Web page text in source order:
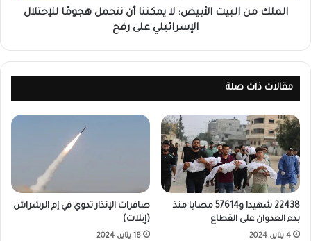
الملك من البيت الأبيض: لا يمكننا أن نتحمل هجومًا للإحتلال
الإسرائيلي على رفح
مقالات ذات صلة
22438 شهيدا و57614 مصابا منذ
بدء العدوان على القطاع
4 يناير، 2024
صافرات الإنذار تدوي في إم الرشراش
(إيلات)
18 يناير، 2024